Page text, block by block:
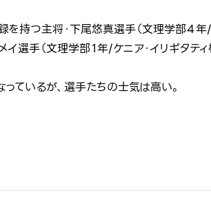
つ主将・下尾悠真選手（文理学部４年/
イ選手（文理学部１年/ケニア・イリギタテ
ているが、選手たちの士気は高い。